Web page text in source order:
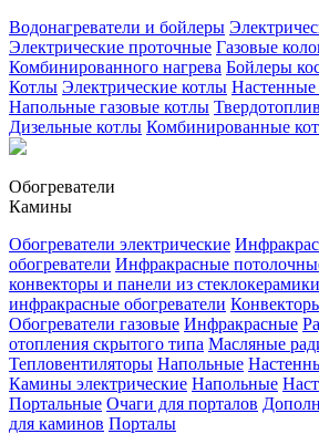
Водонагреватели и бойлеры
Электрические проточные Газовые
Комбинированного нагрева Бойлеры
Котлы Электрические котлы Настенные
Напольные газовые котлы
Дизельные котлы Комбинированные
Обогреватели
Камины
Обогреватели электрические
обогреватели Инфракрасные
конвекторы и панели из стеклокерамики
инфракрасные обогреватели
Обогреватели газовые Инфракрасные
отопления скрытого типа Масляные
Тепловентиляторы Напольные
Камины электрические Напольные
Портальные Очаги для порталов
для каминов Порталы